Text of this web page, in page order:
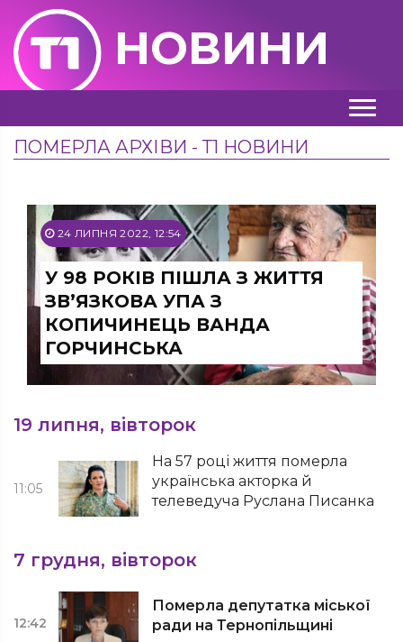
НОВИНИ
ПОМЕРЛА АРХІВИ - Т1 НОВИНИ
24 ЛИПНЯ 2022, 12:54
У 98 РОКІВ ПІШЛА З ЖИТТЯ
ЗВ’ЯЗКОВА УПА З
КОПИЧИНЕЦЬ ВАНДА
ГОРЧИНСЬКА
19 липня, вівторок
11:05
На 57 році життя померла
українська акторка й
телеведуча Руслана Писанка
7 грудня, вівторок
12:42
Померла депутатка міської
ради на Тернопільщині